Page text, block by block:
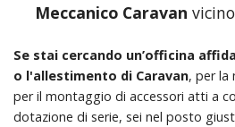
Meccanico Caravan
Se stai cercando un’officina
o l'allestimento di Caravan, per la
per il montaggio di accessori atti a
dotazione di serie, sei nel posto